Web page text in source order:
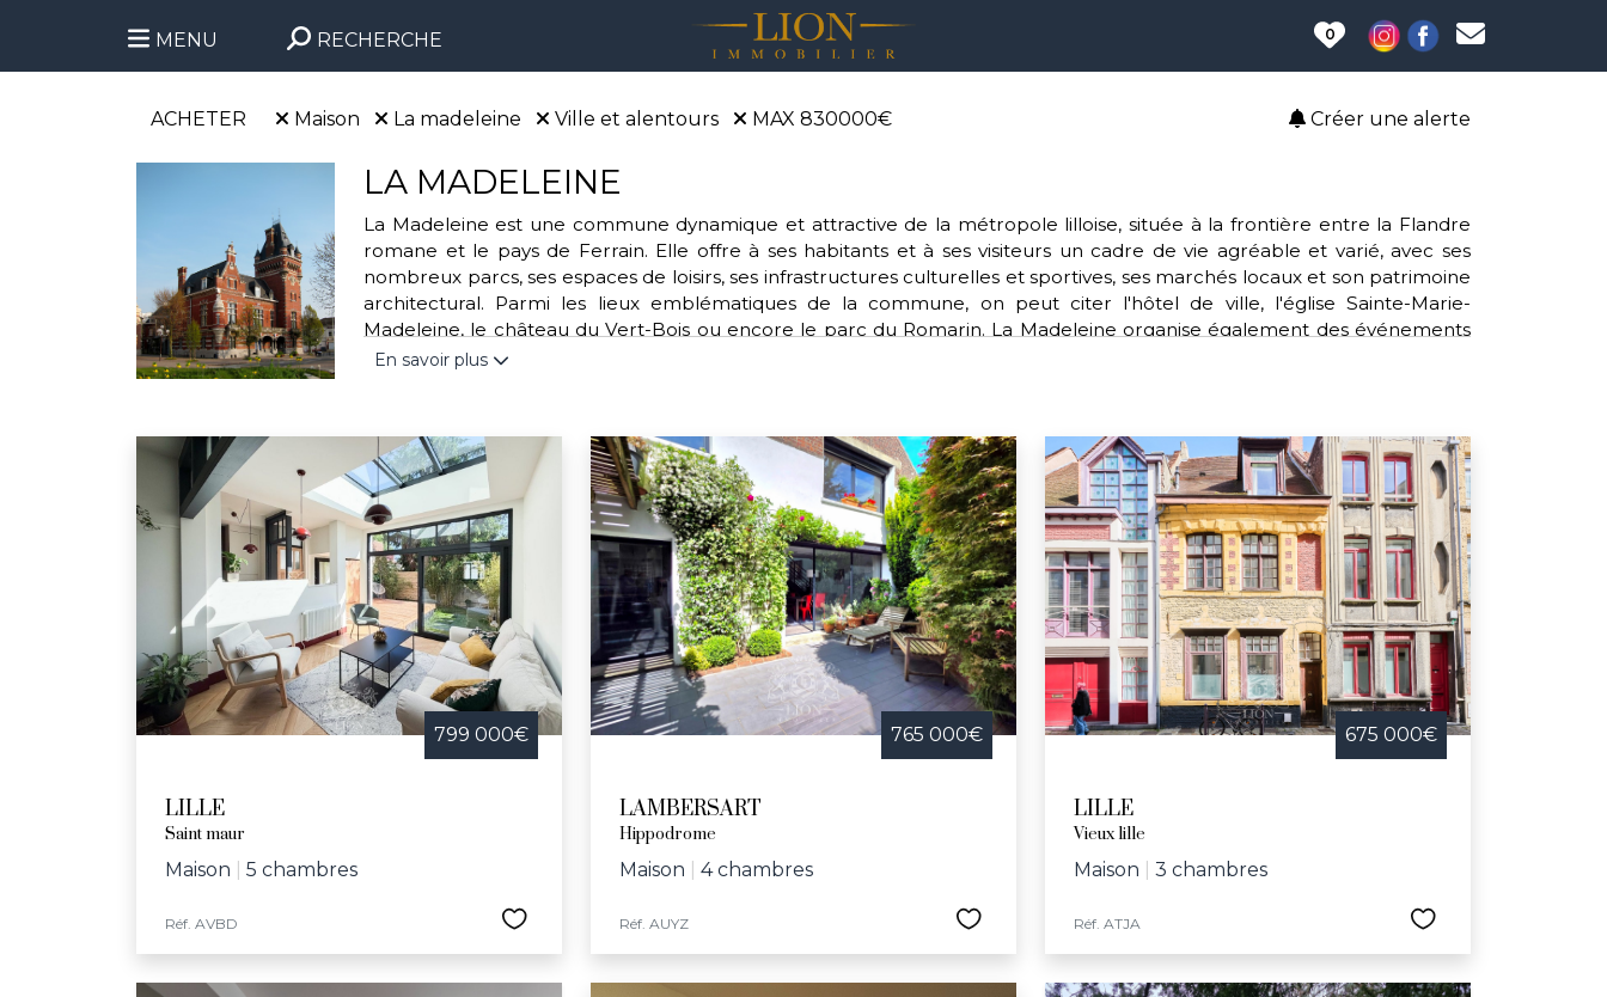
MENU RECHERCHE 0
Créer une alerte
ACHETER Maison La madeleine Ville et alentours MAX 830000€
LA MADELEINE
La Madeleine est une commune dynamique et attractive de la métropole lilloise, située à la frontière entre la Flandre
romane et le pays de Ferrain. Elle offre à ses habitants et à ses visiteurs un cadre de vie agréable et varié, avec ses
nombreux parcs, ses espaces de loisirs, ses infrastructures culturelles et sportives, ses marchés locaux et son patrimoine
architectural. Parmi les lieux emblématiques de la commune, on peut citer l'hôtel de ville, l'église Sainte-Marie-
Madeleine, le château du Vert-Bois ou encore le parc du Romarin. La Madeleine organise également des événements
caractéristiques tout au long de l'année, comme la fête du printemps, le salon du livre ou le marché de Noël. La
En savoir plus
799 000€
LILLE
Saint maur
Maison 5 chambres
Réf. AVBD
765 000€
LAMBERSART
Hippodrome
Maison 4 chambres
Réf. AUYZ
675 000€
LILLE
Vieux lille
Maison 3 chambres
Réf. ATJA